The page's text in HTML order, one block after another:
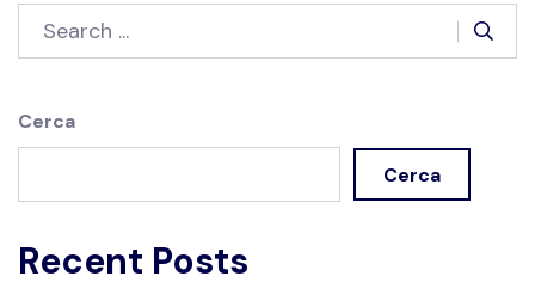
Cerca
Cerca
Recent Posts